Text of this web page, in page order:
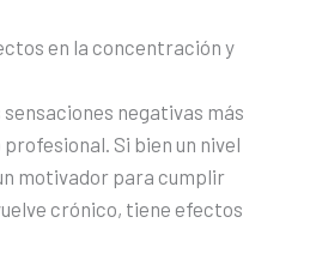
en la concentración y
sensaciones negativas más
Si bien un nivel
motivador para cumplir
crónico, tiene efectos